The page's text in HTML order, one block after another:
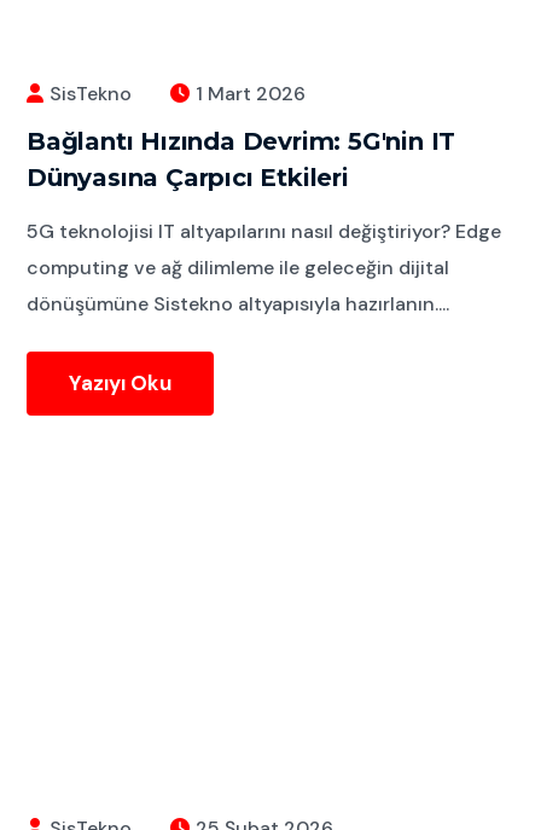
SisTekno 1 Mart 2026
Bağlantı Hızında Devrim: 5G'nin IT
Dünyasına Çarpıcı Etkileri
5G teknolojisi IT altyapılarını nasıl değiştiriyor? Edge
computing ve ağ dilimleme ile geleceğin dijital
dönüşümüne Sistekno altyapısıyla hazırlanın....
Yazıyı Oku